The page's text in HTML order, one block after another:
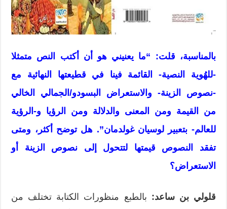
بالمناسبة، قلت: “ما يعنيني هو أن أكتب النص متمثلا
-للهُوية النصية- القائمة فينا في قطيعتها النهائية مع
-نصوص الزينة- والاستعراض البسودو/الجمالي الخالي
من القيمة ومن المعنى والدلالة ومن الرؤيا و-الرؤية
للعالم- بتعبير لوسيان غولدمان”. هل توضح أكثر، ومتى
تفقد النصوص قيمتها لتتحول إلى نصوص الزينة أو
الاستعراض؟
قلولي بن ساعد: بالطبع منظورات الكتابة تختلف من